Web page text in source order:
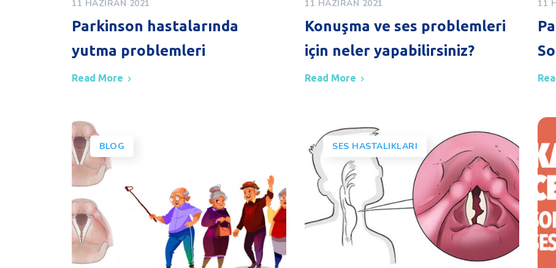
11 HAZIRAN 2021
Parkinson hastalarında
yutma problemleri
Read More
11 HAZIRAN 2021
Konuşma ve ses problemleri
için neler yapabilirsiniz?
Read More
11
BLOG SES HASTALIKLARI